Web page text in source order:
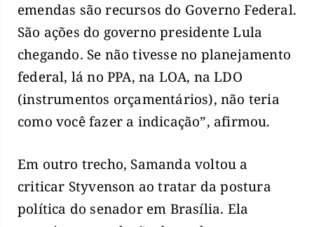
emendas são recursos do Governo Federal.
São ações do governo presidente Lula
chegando. Se não tivesse no planejamento
federal, lá no PPA, na LOA, na LDO
(instrumentos orçamentários), não teria
como você fazer a indicação”, afirmou.
Em outro trecho, Samanda voltou a
criticar Styvenson ao tratar da postura
política do senador em Brasília. Ela